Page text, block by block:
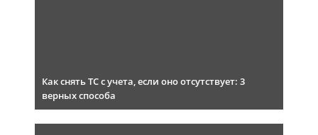
Как снять ТС с учета, если оно отсутствует: 3
верных способа